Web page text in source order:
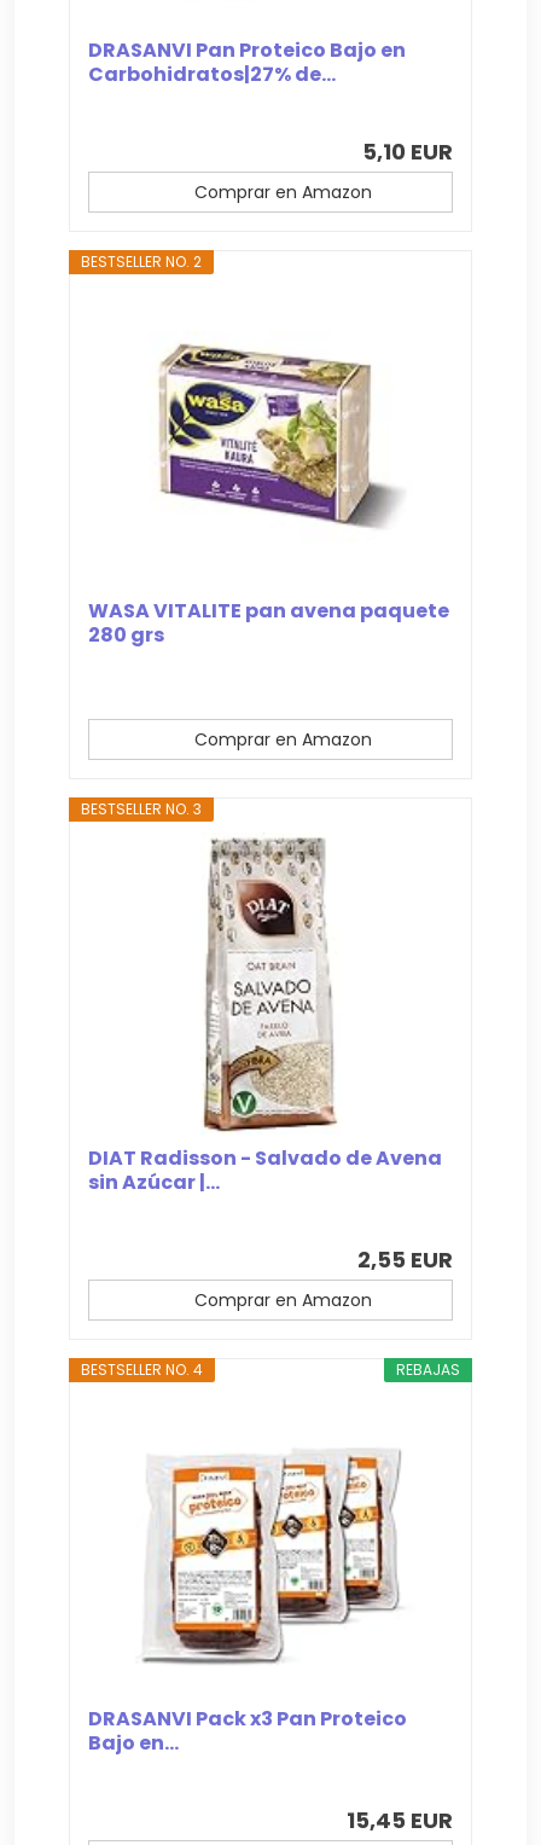
DRASANVI Pan Proteico Bajo en
Carbohidratos|27% de...
5,10 EUR
Comprar en Amazon
BESTSELLER NO. 2
WASA VITALITE pan avena paquete
280 grs
Comprar en Amazon
BESTSELLER NO. 3
DIAT Radisson - Salvado de Avena
sin Azúcar |...
2,55 EUR
Comprar en Amazon
REBAJAS
BESTSELLER NO. 4
DRASANVI Pack x3 Pan Proteico
Bajo en...
15,45 EUR